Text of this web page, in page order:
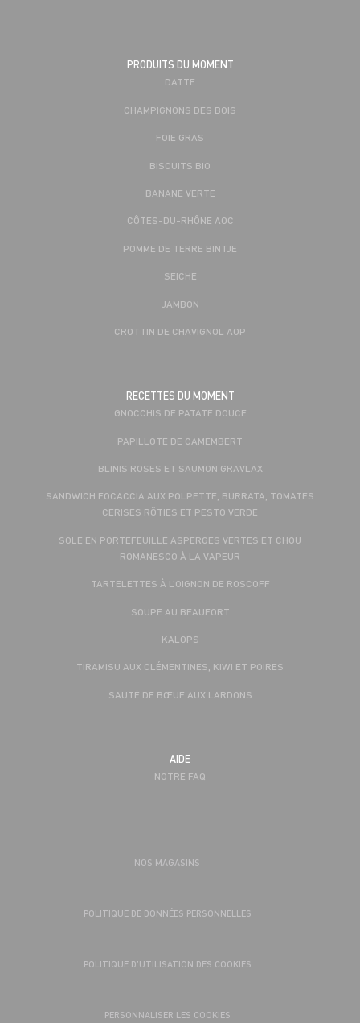
PRODUITS DU MOMENT
DATTE
CHAMPIGNONS DES BOIS
FOIE GRAS
BISCUITS BIO
BANANE VERTE
CÔTES-DU-RHÔNE AOC
POMME DE TERRE BINTJE
SEICHE
JAMBON
CROTTIN DE CHAVIGNOL AOP
RECETTES DU MOMENT
GNOCCHIS DE PATATE DOUCE
PAPILLOTE DE CAMEMBERT
BLINIS ROSES ET SAUMON GRAVLAX
SANDWICH FOCACCIA AUX POLPETTE, BURRATA, TOMATES
CERISES RÔTIES ET PESTO VERDE
SOLE EN PORTEFEUILLE ASPERGES VERTES ET CHOU
ROMANESCO À LA VAPEUR
TARTELETTES À L’OIGNON DE ROSCOFF
SOUPE AU BEAUFORT
KALOPS
TIRAMISU AUX CLÉMENTINES, KIWI ET POIRES
SAUTÉ DE BŒUF AUX LARDONS
AIDE
NOTRE FAQ
NOS MAGASINS
POLITIQUE DE DONNÉES PERSONNELLES
POLITIQUE D’UTILISATION DES COOKIES
PERSONNALISER LES COOKIES